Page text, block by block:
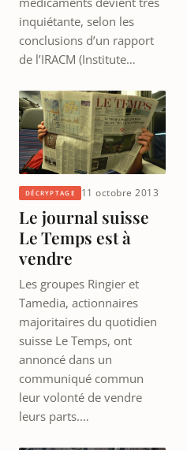
inquiétante, selon les
conclusions d’un rapport
de l’IRACM (Institute…
DÉCRYPTAGE 11 octobre 2013
Le journal suisse
Le Temps est à
vendre
Les groupes Ringier et
Tamedia, actionnaires
majoritaires du quotidien
suisse Le Temps, ont
annoncé dans un
communiqué commun
leur volonté de vendre
leurs parts.…